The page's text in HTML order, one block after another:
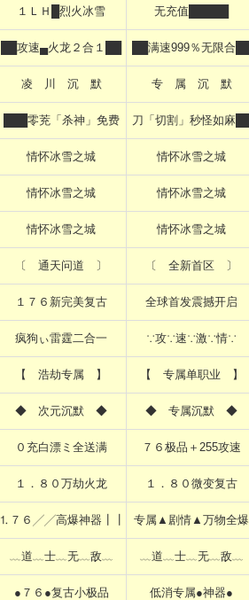
１ＬＨ█烈火冰雪 无充值█████
██攻速▄火龙２合１██ ██满速999％无限合██
凌 川 沉 默 专 属 沉 默
███零茺「杀神」免费 刀「切割」秒怪如麻██
情怀冰雪之城 情怀冰雪之城
情怀冰雪之城 情怀冰雪之城
情怀冰雪之城 情怀冰雪之城
〔 通天问道 〕 〔 全新首区 〕
１７６新完美复古 全球首发震撼开启
疯狗ぃ雷霆二合一 ∵攻∵速∵激∵情∵
【 浩劫专属 】 【 专属单职业 】
◆ 次元沉默 ◆ ◆ 专属沉默 ◆
０充白漂ミ全送满 ７６极品＋255攻速
１．８０万劫火龙 １．８０微变复古
⒈７６╱╱高爆神器┃┃ 专属▲剧情▲万物全爆
﹏道﹏士﹏无﹏敌﹏ ﹏道﹏士﹏无﹏敌﹏
●７６●复古小极品 低消专属●神器●